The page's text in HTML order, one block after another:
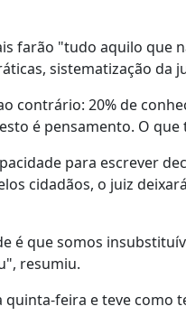
farão "tudo aquilo que
sistematização
contrário: 20% de
é pensamento. O
para escrever
cidadãos, o juiz
é que somos
resumiu.
quinta-feira e teve como